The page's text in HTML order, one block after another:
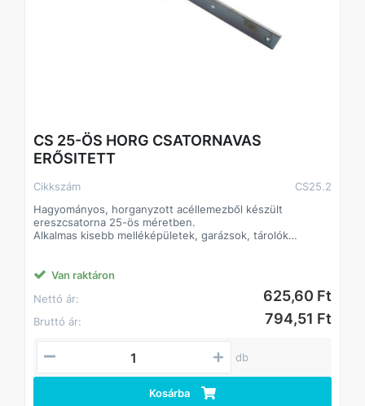
CS 25-ÖS HORG CSATORNAVAS
ERŐSITETT
Cikkszám
CS25.2
Hagyományos, horganyzott acéllemezből készült
ereszcsatorna 25-ös méretben.
Alkalmas kisebb melléképületek, garázsok, tárolók
színű és anyagú tetőfelülethez.
Az elemek összeillesztése történhet forrasztással vagy
ragasztó-tömítőanyagok felhasználásával.
A lefolyórendszerben használatos hattyúnyak és
kifolyócső hagyományos, ráncolt kivitelben készült.
Van raktáron
Nettó ár:
625,60 Ft
Bruttó ár: 794,51 Ft
db
Kosárba